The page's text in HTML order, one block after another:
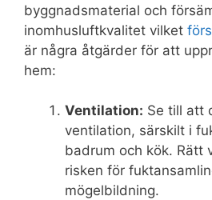
byggnadsmaterial och
inomhusluftkvalitet vilket
är några åtgärder för att
hem:
Ventilation: Se till att
ventilation, särskilt i
badrum och kök. Rätt
risken för
mögelbildning.